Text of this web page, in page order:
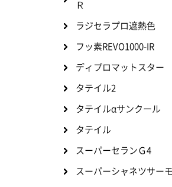
Ｒ
ラジセラプロ遮熱色
フッ素REVO1000-IR
ディプロマットスター
タテイル2
タテイルαサンクール
タテイル
スーパーセランＧ4
スーパーシャネツサー